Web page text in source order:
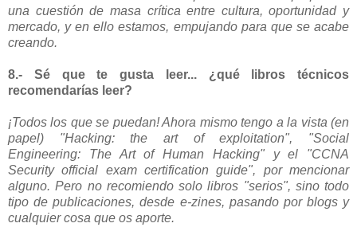
una cuestión de masa crítica entre cultura, oportunidad y
mercado, y en ello estamos, empujando para que se acabe
creando.
8.- Sé que te gusta leer... ¿qué libros técnicos
recomendarías leer?
¡Todos los que se puedan! Ahora mismo tengo a la vista (en
papel) "Hacking: the art of exploitation", "Social
Engineering: The Art of Human Hacking" y el "CCNA
Security official exam certification guide", por mencionar
alguno. Pero no recomiendo solo libros "serios", sino todo
tipo de publicaciones, desde e-zines, pasando por blogs y
cualquier cosa que os aporte.